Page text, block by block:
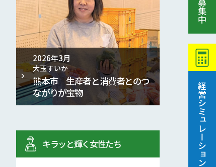
経営シミュレーション
2026年3月
大玉すいか
熊本市 生産者と消費者とのつ
ながりが宝物
キラッと輝く女性たち